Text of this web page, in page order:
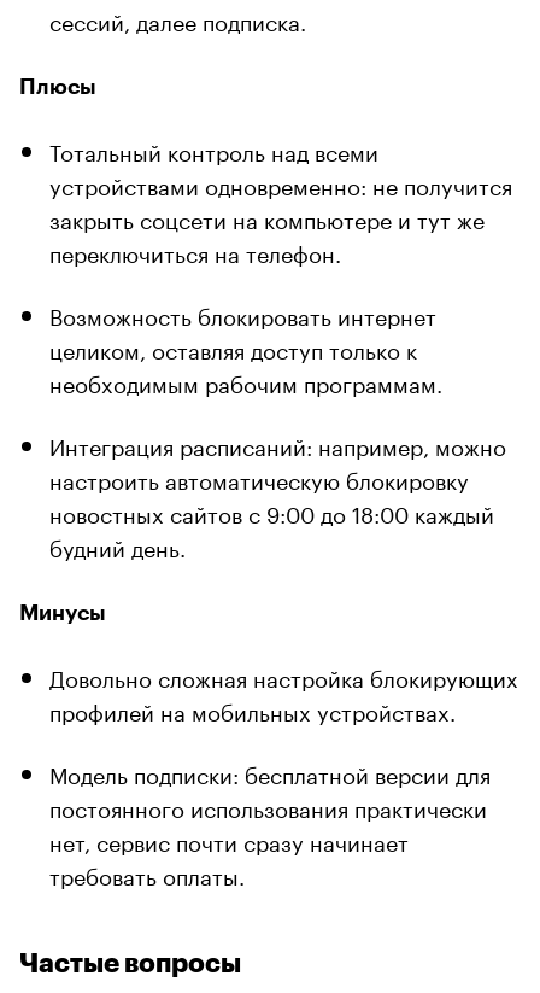
сессий, далее подписка.
Плюсы
Тотальный контроль над всеми
устройствами одновременно: не получится
закрыть соцсети на компьютере и тут же
переключиться на телефон.
Возможность блокировать интернет
целиком, оставляя доступ только к
необходимым рабочим программам.
Интеграция расписаний: например, можно
настроить автоматическую блокировку
новостных сайтов с 9:00 до 18:00 каждый
будний день.
Минусы
Довольно сложная настройка блокирующих
профилей на мобильных устройствах.
Модель подписки: бесплатной версии для
постоянного использования практически
нет, сервис почти сразу начинает
требовать оплаты.
Частые вопросы